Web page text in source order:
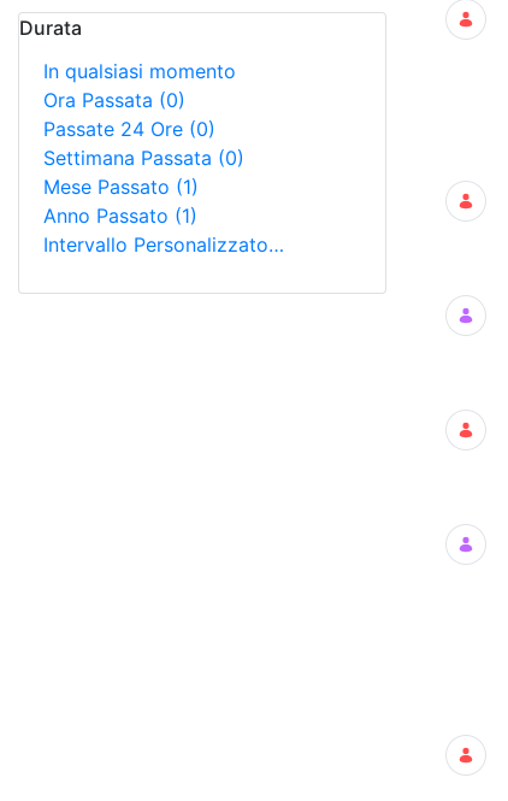
Durata
In qualsiasi momento
Ora Passata (0)
Passate 24 Ore (0)
Settimana Passata (0)
Mese Passato (1)
Anno Passato (1)
Intervallo Personalizzato…